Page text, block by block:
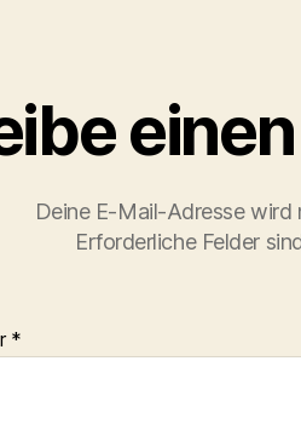
Deine E-Mail-Adresse
Erforderliche Felder
*